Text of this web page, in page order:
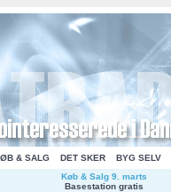
& SALG DET SKER BYG SELV
Køb & Salg 9. marts
Basestation gratis